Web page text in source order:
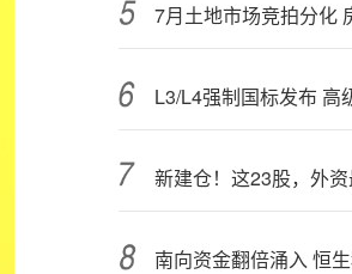
南向资金翻倍涌入 恒